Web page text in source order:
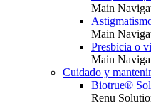
Main
Main
Presbicia o
Main
Cuidado y
Biotrue®
Renu